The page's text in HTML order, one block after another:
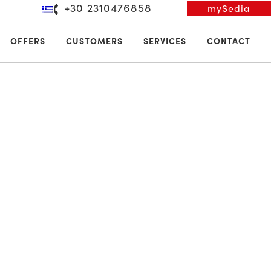
+30 2310476858 mySedia
OFFERS CUSTOMERS SERVICES CONTACT